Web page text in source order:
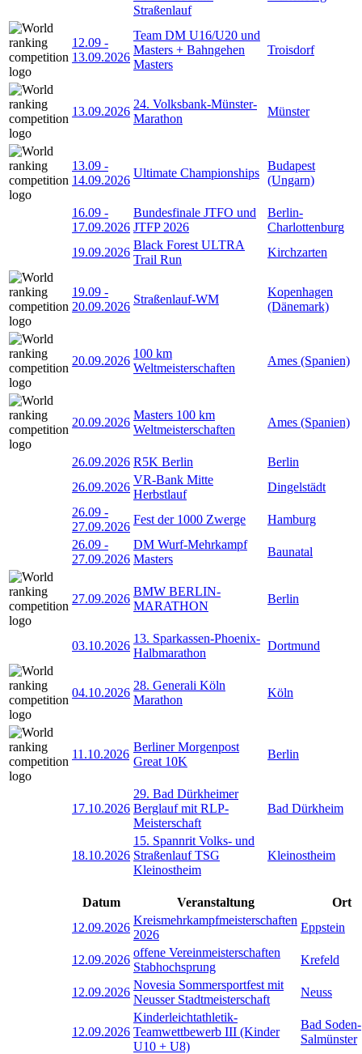
Straßenlauf
12.09 -
13.09.2026
Team DM U16/U20 und
Masters + Bahngehen
Masters
Troisdorf
13.09.2026
24. Volksbank-Münster-
Marathon
Münster
13.09 -
14.09.2026
Ultimate Championships
Budapest
(Ungarn)
16.09 -
17.09.2026
Bundesfinale JTFO und
JTFP 2026
Berlin-
Charlottenburg
19.09.2026
Black Forest ULTRA
Trail Run
Kirchzarten
19.09 -
20.09.2026
Straßenlauf-WM
Kopenhagen
(Dänemark)
20.09.2026
100 km
Weltmeisterschaften
Ames (Spanien)
20.09.2026
Masters 100 km
Weltmeisterschaften
Ames (Spanien)
26.09.2026 R5K Berlin
Berlin
26.09.2026
VR-Bank Mitte
Herbstlauf
Dingelstädt
26.09 -
27.09.2026
Fest der 1000 Zwerge
Hamburg
26.09 -
27.09.2026
DM Wurf-Mehrkampf
Masters
Baunatal
27.09.2026
BMW BERLIN-
MARATHON
Berlin
03.10.2026
13. Sparkassen-Phoenix-
Halbmarathon
Dortmund
04.10.2026
28. Generali Köln
Marathon
Köln
11.10.2026
Berliner Morgenpost
Great 10K
Berlin
17.10.2026
29. Bad Dürkheimer
Berglauf mit RLP-
Meisterschaft
Bad Dürkheim
18.10.2026
15. Spannrit Volks- und
Straßenlauf TSG
Kleinostheim
Kleinostheim
Datum Veranstaltung
Ort
12.09.2026
Kreismehrkampfmeisterschaften
2026
Eppstein
12.09.2026
offene Vereinmeisterschaften
Stabhochsprung
Krefeld
12.09.2026
Novesia Sommersportfest mit
Neusser Stadtmeisterschaft
Neuss
12.09.2026
Kinderleichtathletik-
Teamwettbewerb III (Kinder
U10 + U8)
Bad Soden-
Salmünster